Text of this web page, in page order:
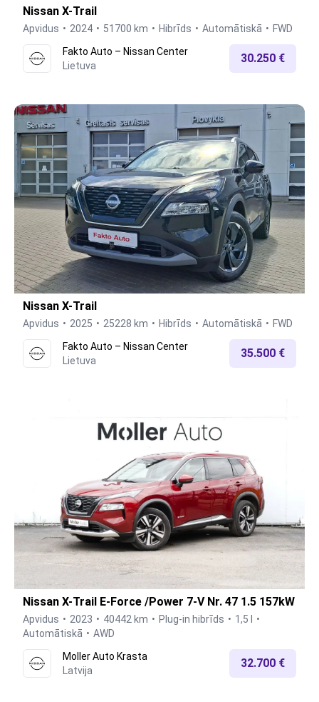
Nissan X-Trail
Apvidus 2024 51700 km Hibrīds Automātiskā
FWD
Fakto Auto – Nissan Center
Lietuva
30.250 €
Nissan X-Trail
Apvidus 2025 25228 km Hibrīds Automātiskā
FWD
Fakto Auto – Nissan Center
Lietuva
35.500 €
Nissan X-Trail E-Force /Power 7-V Nr. 47 1.5 157kW
Apvidus 2023 40442 km Plug-in hibrīds
1,5 l
Automātiskā
AWD
Moller Auto Krasta
Latvija
32.700 €